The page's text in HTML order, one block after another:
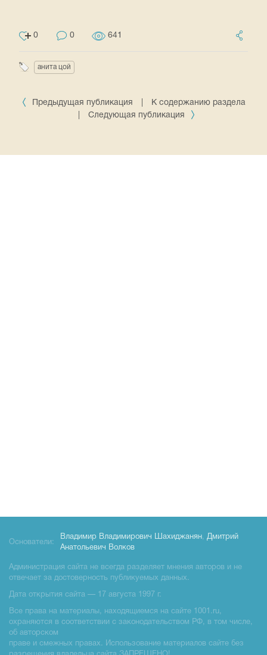
0 0 641
анита цой
Предыдущая публикация
К содержанию раздела
Следующая публикация
Основатели:
Владимир Владимирович Шахиджанян, Дмитрий
Анатольевич Волков
Администрация сайта не всегда разделяет мнения авторов и не
отвечает за достоверность публикуемых данных.
Дата открытия сайта — 17 августа 1997 г.
Все права на материалы, находящиемся на сайте 1001.ru,
охраняются в соответствии с законодательством РФ, в том числе,
об авторском
праве и смежных правах. Использование материалов сайте без